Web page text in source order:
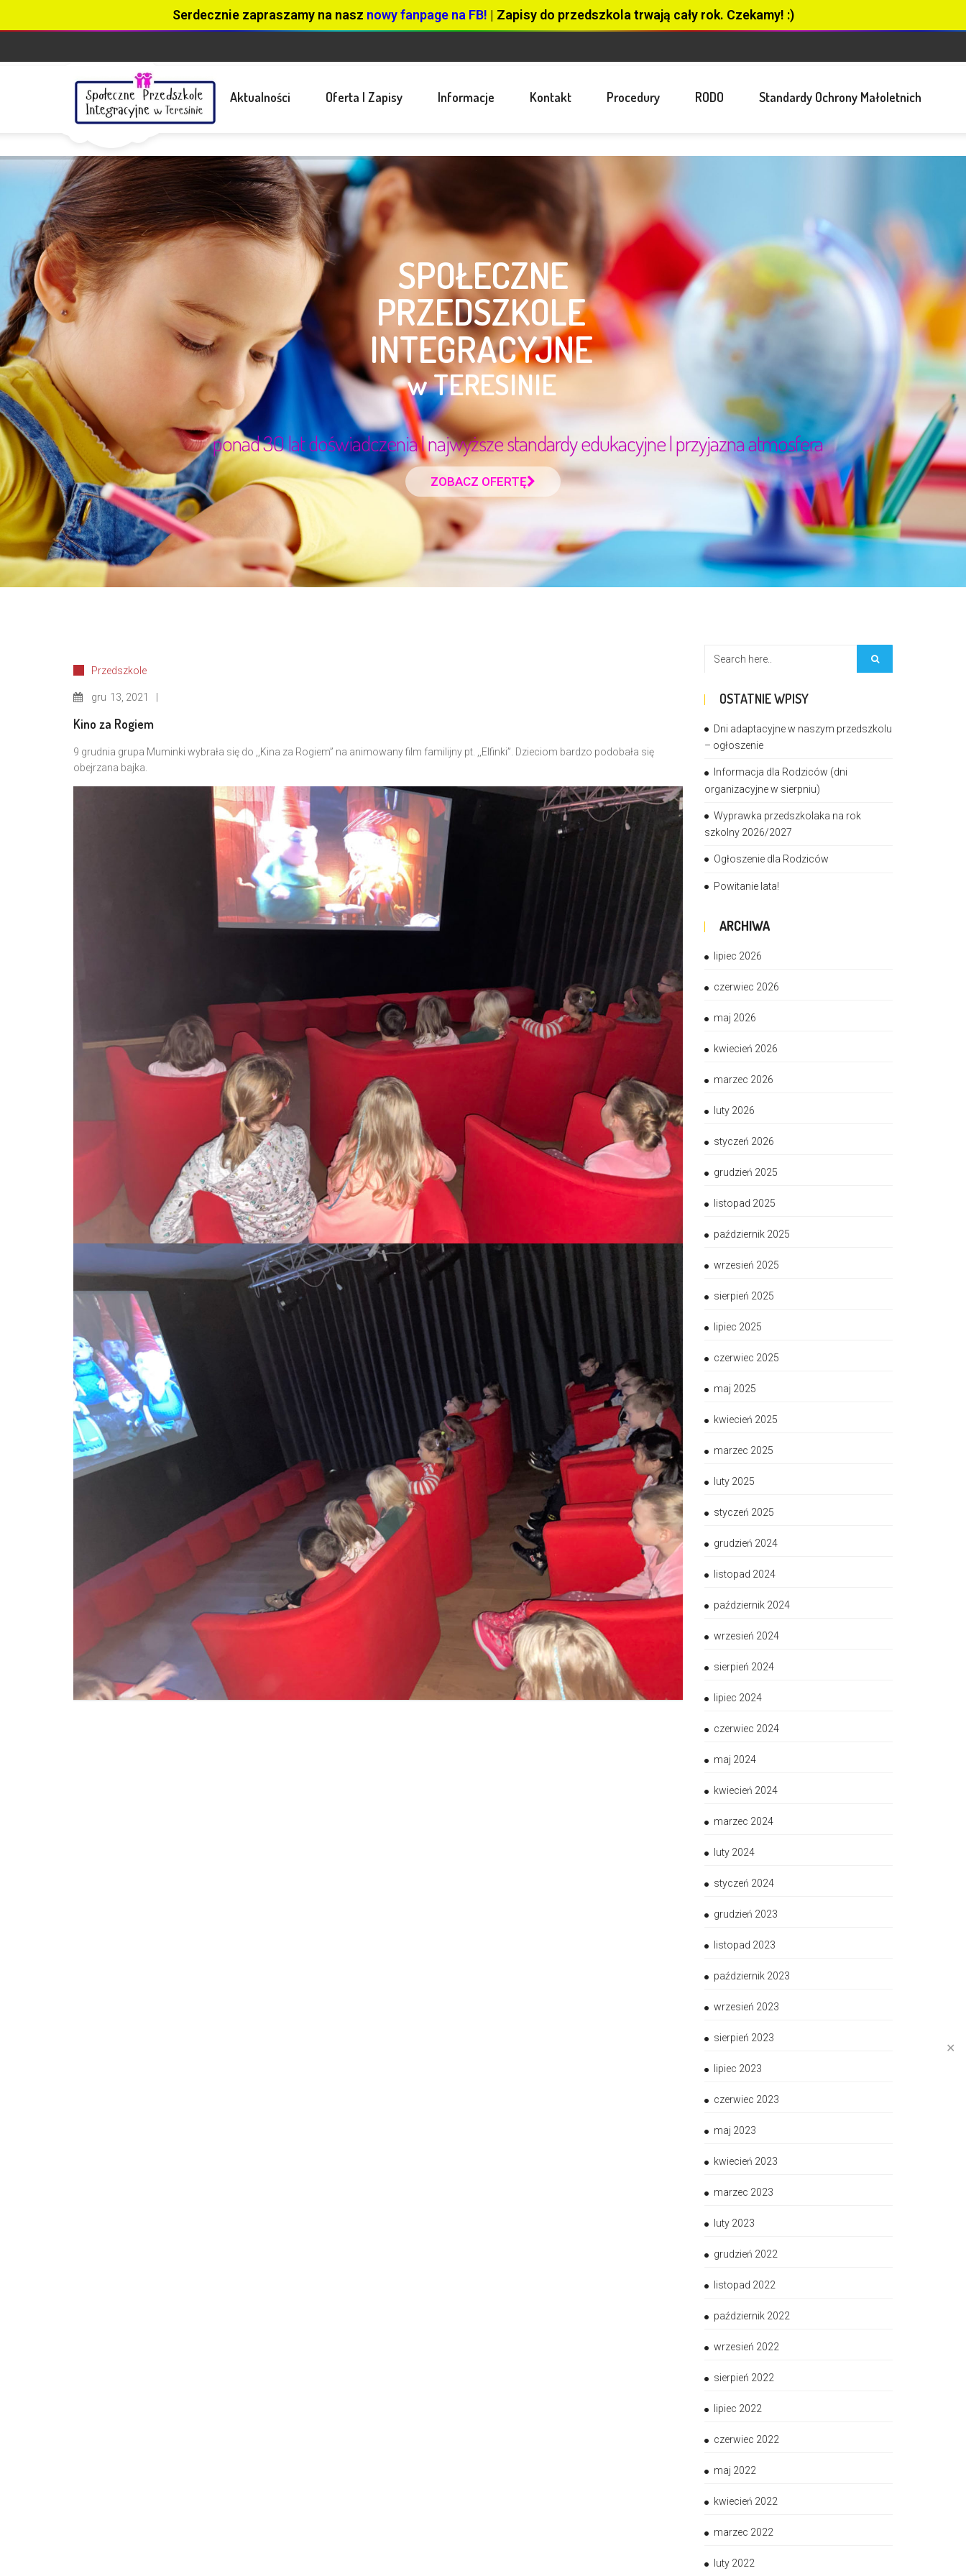
Serdecznie zapraszamy na nasz nowy fanpage na FB! | Zapisy do przedszkola trwają cały rok. Czekamy! :)
✕
Aktualności Oferta I Zapisy Informacje Kontakt Procedury RODO Standardy Ochrony Małoletnich
Przedszkole
gru 13, 2021
Kino za Rogiem
9 grudnia grupa Muminki wybrała się do ,,Kina za Rogiem” na animowany film familijny pt. ,,Elfinki”. Dzieciom bardzo podobała się
obejrzana bajka.
OSTATNIE WPISY
Dni adaptacyjne w naszym przedszkolu
– ogłoszenie
Informacja dla Rodziców (dni
organizacyjne w sierpniu)
Wyprawka przedszkolaka na rok
szkolny 2026/2027
Ogłoszenie dla Rodziców
Powitanie lata!
ARCHIWA
lipiec 2026
czerwiec 2026
maj 2026
kwiecień 2026
marzec 2026
luty 2026
styczeń 2026
grudzień 2025
listopad 2025
październik 2025
wrzesień 2025
sierpień 2025
lipiec 2025
czerwiec 2025
maj 2025
kwiecień 2025
marzec 2025
luty 2025
styczeń 2025
grudzień 2024
listopad 2024
październik 2024
wrzesień 2024
sierpień 2024
lipiec 2024
czerwiec 2024
maj 2024
kwiecień 2024
marzec 2024
luty 2024
styczeń 2024
grudzień 2023
listopad 2023
październik 2023
wrzesień 2023
sierpień 2023
lipiec 2023
czerwiec 2023
maj 2023
kwiecień 2023
marzec 2023
luty 2023
grudzień 2022
listopad 2022
październik 2022
wrzesień 2022
sierpień 2022
lipiec 2022
czerwiec 2022
maj 2022
kwiecień 2022
marzec 2022
luty 2022